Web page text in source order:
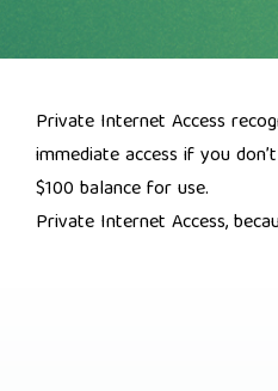
Private Internet Access
immediate access if you
$100 balance for use.
Private Internet Access,